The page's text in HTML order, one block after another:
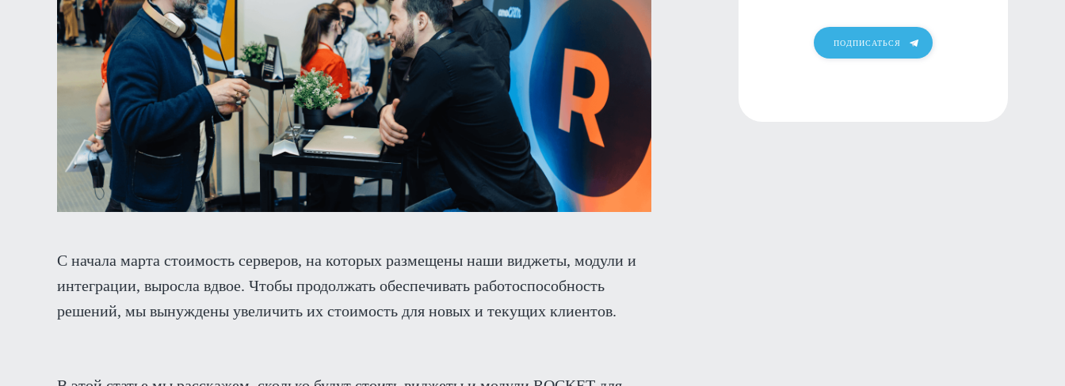
С начала марта стоимость серверов, на которых размещены наши виджеты, модули и
интеграции, выросла вдвое. Чтобы продолжать обеспечивать работоспособность
решений, мы вынуждены увеличить их стоимость для новых и текущих клиентов.
ПОДПИСАТЬСЯ